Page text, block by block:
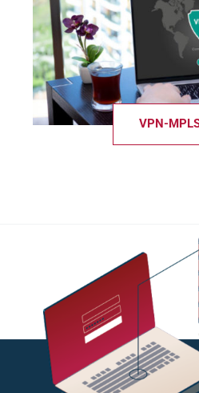
VPN-